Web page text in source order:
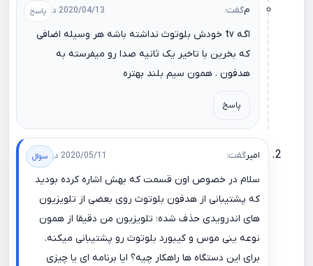
مگفت: 2020/04/13 در 05:42
اگه tv خودش بلوتوث نداشته باشه هر وسیله اضافی
که بخرین با تاخیر یک ثانیه صدا رو میفرسته به
هدفون . همون سیم بلند بهتره
پاسخ
امیرگفت: 2020/05/11 در 08:01
سلام در خصوص اون قسمت که بهش اشاره کرده بودید
که پشتیبانی از هدفون بلوتوث روی بعضی از تلویزیون
های اندرویدی حذف شده؛ تلویزیون من دقیقا از همون
نوعه ینی موس و کیبورد بلوتوث رو پشتیبانی میکنه.
برای این دستگاه ها راهکار چیه؟ ایا برنامه ای یا چیزی